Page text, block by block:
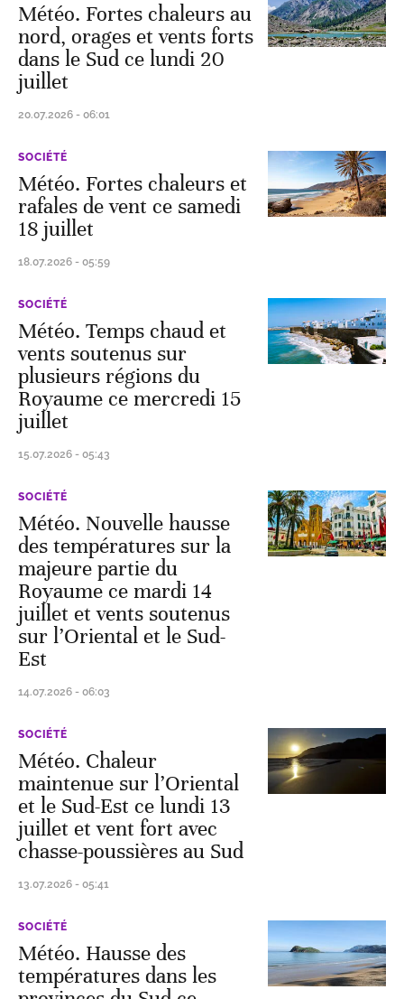
Météo. Fortes chaleurs au
nord, orages et vents forts
dans le Sud ce lundi 20
juillet
20.07.2026 - 06:01
SOCIÉTÉ
Météo. Fortes chaleurs et
rafales de vent ce samedi
18 juillet
18.07.2026 - 05:59
SOCIÉTÉ
Météo. Temps chaud et
vents soutenus sur
plusieurs régions du
Royaume ce mercredi 15
juillet
15.07.2026 - 05:43
SOCIÉTÉ
Météo. Nouvelle hausse
des températures sur la
majeure partie du
Royaume ce mardi 14
juillet et vents soutenus
sur l’Oriental et le Sud-
Est
14.07.2026 - 06:03
SOCIÉTÉ
Météo. Chaleur
maintenue sur l’Oriental
et le Sud-Est ce lundi 13
juillet et vent fort avec
chasse-poussières au Sud
13.07.2026 - 05:41
SOCIÉTÉ
Météo. Hausse des
températures dans les